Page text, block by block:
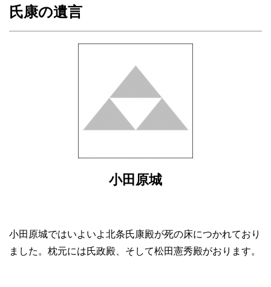
氏康の遺言
小田原城
小田原城ではいよいよ北条氏康殿が死の床につかれており
ました。枕元には氏政殿、そして松田憲秀殿がおります。